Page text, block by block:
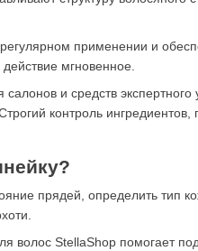
применении и
мгновенное.
салонов и средств
контроль ингредиентов,
прядей, определить тип
волос StellaShop помогает